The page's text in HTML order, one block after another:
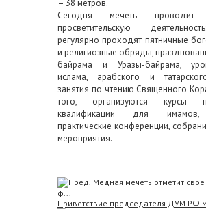
– 38 метров.
Сегодня мечеть проводит
просветительскую
регулярно проходят пятничные
и религиозные обряды,
байрама и Уразы-байрама,
ислама, арабского и
занятия по чтению Священного
того, организуются курсы
квалификации для имамов,
практические конференции,
мероприятия.
Медная мечеть отметит
ф...
Приветствие председателя ДУМ РФ